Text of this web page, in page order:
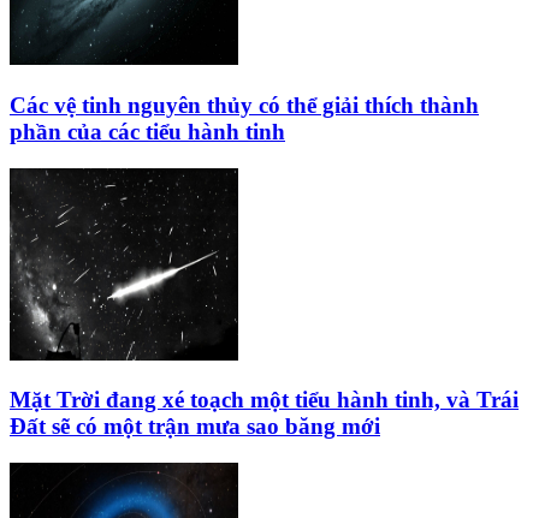
Các vệ tinh nguyên thủy có thể giải thích thành
phần của các tiểu hành tinh
Mặt Trời đang xé toạch một tiểu hành tinh, và Trái
Đất sẽ có một trận mưa sao băng mới